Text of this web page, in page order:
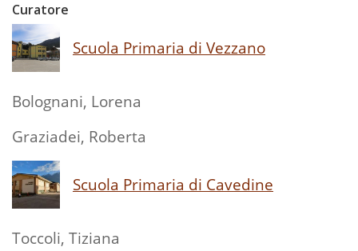
Curatore
Scuola Primaria di Vezzano
Bolognani, Lorena
Graziadei, Roberta
Scuola Primaria di Cavedine
Toccoli, Tiziana